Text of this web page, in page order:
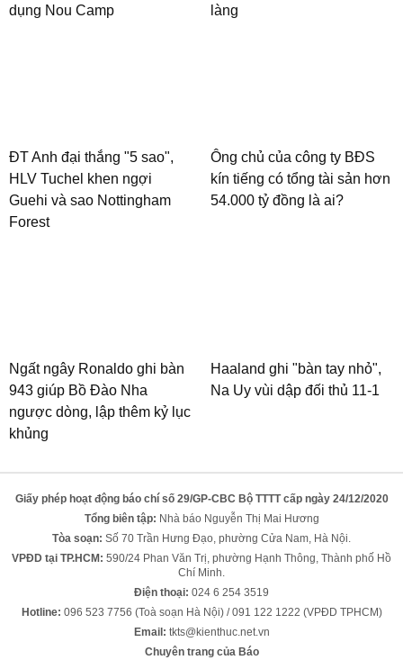
dụng Nou Camp
làng
ĐT Anh đại thắng "5 sao",
HLV Tuchel khen ngợi
Guehi và sao Nottingham
Forest
Ông chủ của công ty BĐS
kín tiếng có tổng tài sản hơn
54.000 tỷ đồng là ai?
Ngất ngây Ronaldo ghi bàn
943 giúp Bồ Đào Nha
ngược dòng, lập thêm kỷ lục
khủng
Haaland ghi "bàn tay nhỏ",
Na Uy vùi dập đối thủ 11-1
Giấy phép hoạt động báo chí số 29/GP-CBC Bộ TTTT cấp ngày 24/12/2020
Tổng biên tập: Nhà báo Nguyễn Thị Mai Hương
Tòa soạn: Số 70 Trần Hưng Đạo, phường Cửa Nam, Hà Nội.
VPĐD tại TP.HCM: 590/24 Phan Văn Trị, phường Hạnh Thông, Thành phố Hồ
Chí Minh.
Điện thoại: 024 6 254 3519
Hotline: 096 523 7756 (Toà soạn Hà Nội) / 091 122 1222 (VPĐD TPHCM)
Email: tkts@kienthuc.net.vn
Chuyên trang của Báo